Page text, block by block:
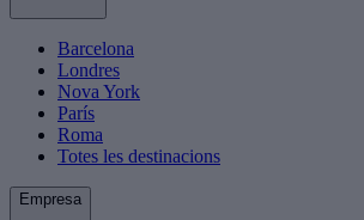
Barcelona
Londres
Nova York
París
Roma
Totes les destinacions
Empresa